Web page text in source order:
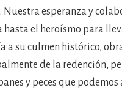
Nuestra esperanza y
hasta el heroísmo para
a su culmen histórico,
de la redención,
y peces que